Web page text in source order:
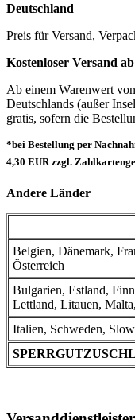
Deutschland
Preis für Versand,
Kostenloser Versand
Ab einem Warenwert
Deutschlands (außer
gratis, sofern die
*bei Bestellung per
4,30 EUR zzgl.
Andere Länder
Belgien, Dänemark,
Österreich
Bulgarien, Estland,
Lettland, Litauen,
Italien, Schweden,